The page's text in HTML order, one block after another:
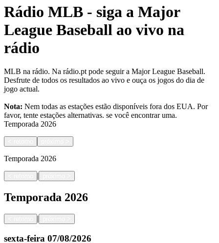
Rádio MLB - siga a Major
League Baseball ao vivo na
rádio
MLB na rádio. Na rádio.pt pode seguir a Major League Baseball.
Desfrute de todos os resultados ao vivo e ouça os jogos do dia de
jogo actual.
Nota: Nem todas as estações estão disponíveis fora dos EUA. Por
favor, tente estações alternativas. se você encontrar uma.
Temporada 2026
Temporada 2026
|
Temporada 2026
|
sexta-feira 07/08/2026